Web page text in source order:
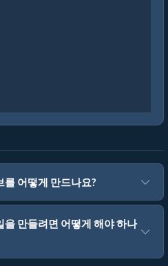
를 어떻게 만드나요?
만들려면 어떻게 해야 하나